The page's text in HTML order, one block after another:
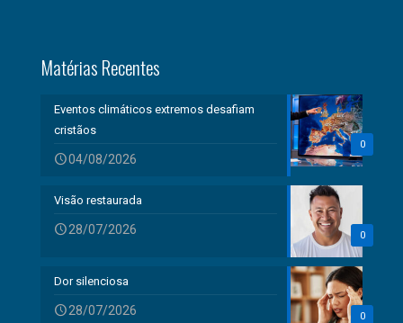
Matérias Recentes
0
Eventos climáticos extremos desafiam
cristãos
04/08/2026
0
Visão restaurada
28/07/2026
0
Dor silenciosa
28/07/2026